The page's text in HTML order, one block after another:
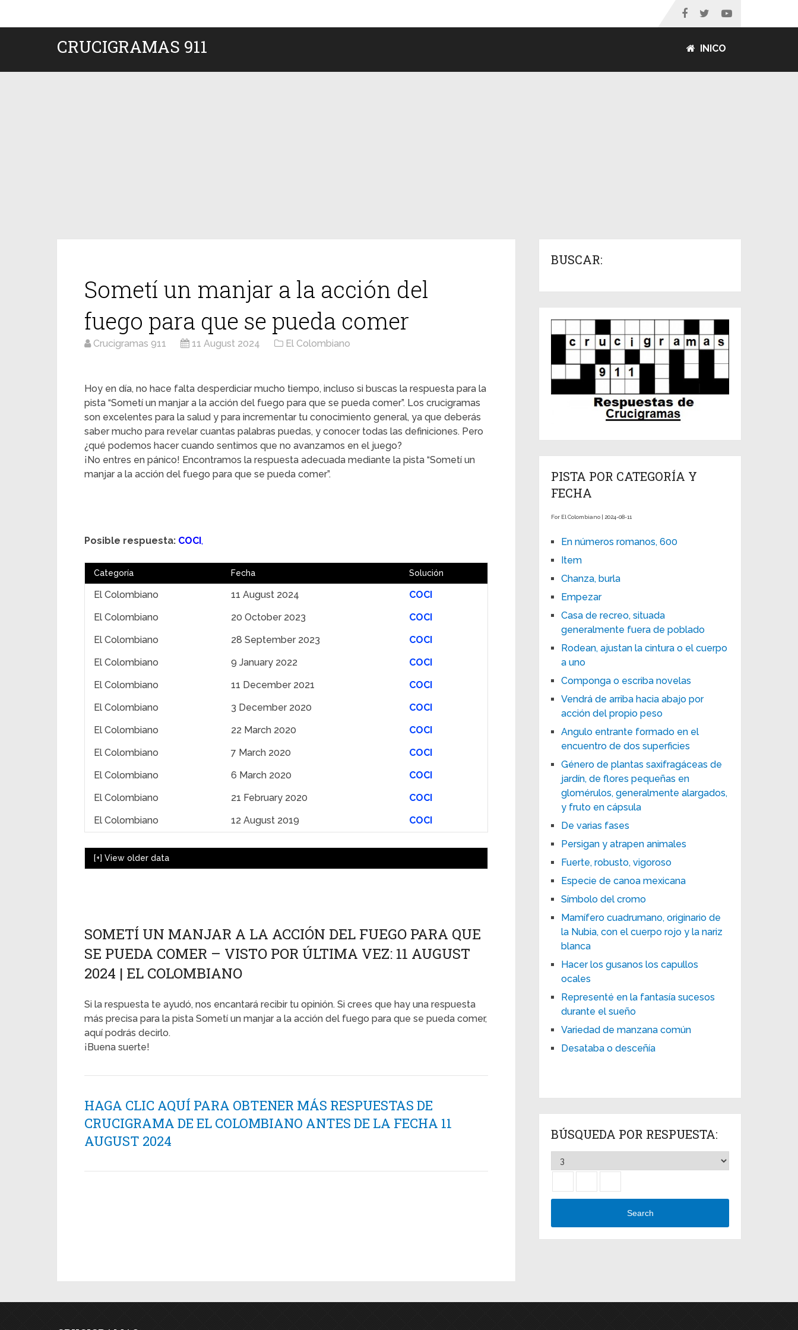
CRUCIGRAMAS 911 INICO
Sometí un manjar a la acción del
fuego para que se pueda comer
Crucigramas 911 11 August 2024 El Colombiano
Hoy en día, no hace falta desperdiciar mucho tiempo, incluso si buscas la respuesta para la
pista “Sometí un manjar a la acción del fuego para que se pueda comer”. Los crucigramas
son excelentes para la salud y para incrementar tu conocimiento general, ya que deberás
saber mucho para revelar cuantas palabras puedas, y conocer todas las definiciones. Pero
¿qué podemos hacer cuando sentimos que no avanzamos en el juego?
¡No entres en pánico! Encontramos la respuesta adecuada mediante la pista “Sometí un
manjar a la acción del fuego para que se pueda comer”.
Posible respuesta: COCI,
Categoría Fecha Solución
El Colombiano 11 August 2024
COCI
El Colombiano
20 October 2023
COCI
El Colombiano
28 September 2023
COCI
El Colombiano
9 January 2022
COCI
El Colombiano
11 December 2021
COCI
El Colombiano
3 December 2020
COCI
El Colombiano
22 March 2020
COCI
El Colombiano
7 March 2020
COCI
El Colombiano
6 March 2020
COCI
El Colombiano
21 February 2020
COCI
El Colombiano
12 August 2019 COCI
[+] View older data
SOMETÍ UN MANJAR A LA ACCIÓN DEL FUEGO PARA QUE
SE PUEDA COMER – VISTO POR ÚLTIMA VEZ: 11 AUGUST
2024 | EL COLOMBIANO
Si la respuesta te ayudó, nos encantará recibir tu opinión. Si crees que hay una respuesta
más precisa para la pista Sometí un manjar a la acción del fuego para que se pueda comer,
aquí podrás decirlo.
¡Buena suerte!
HAGA CLIC AQUÍ PARA OBTENER MÁS RESPUESTAS DE
CRUCIGRAMA DE EL COLOMBIANO ANTES DE LA FECHA 11
AUGUST 2024
BUSCAR:
PISTA POR CATEGORÍA Y
FECHA
For El Colombiano | 2024-08-11
En números romanos, 600
Item
Chanza, burla
Empezar
Casa de recreo, situada
generalmente fuera de poblado
Rodean, ajustan la cintura o el cuerpo
a uno
Componga o escriba novelas
Vendrá de arriba hacia abajo por
acción del propio peso
Angulo entrante formado en el
encuentro de dos superficies
Género de plantas saxifragáceas de
jardín, de flores pequeñas en
glomérulos, generalmente alargados,
y fruto en cápsula
De varias fases
Persigan y atrapen animales
Fuerte, robusto, vigoroso
Especie de canoa mexicana
Símbolo del cromo
Mamífero cuadrumano, originario de
la Nubia, con el cuerpo rojo y la nariz
blanca
Hacer los gusanos los capullos
ocales
Representé en la fantasía sucesos
durante el sueño
Variedad de manzana común
Desataba o desceñía
BÚSQUEDA POR RESPUESTA:
Search